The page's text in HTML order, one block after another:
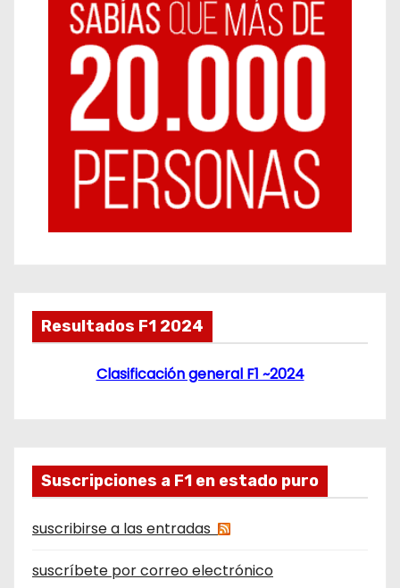
Resultados F1 2024
Clasificación general F1 ~2024
Suscripciones a F1 en estado puro
suscribirse a las entradas
suscríbete por correo electrónico